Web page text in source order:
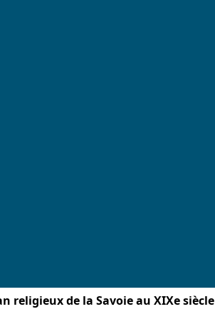
religieux de la Savoie au XIXe siècle